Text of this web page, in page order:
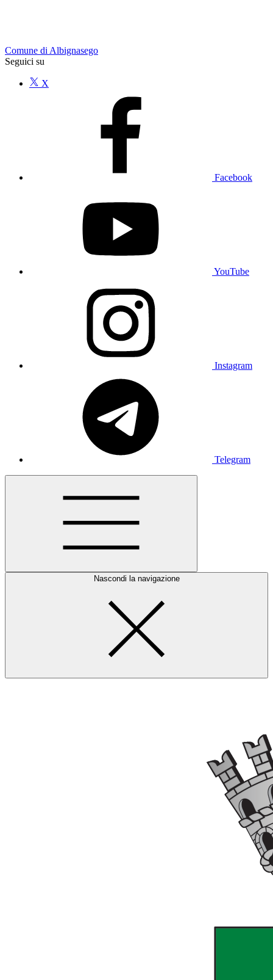
Comune di Albignasego
Seguici su
X
Facebook
YouTube
Instagram
Telegram
Nascondi la navigazione